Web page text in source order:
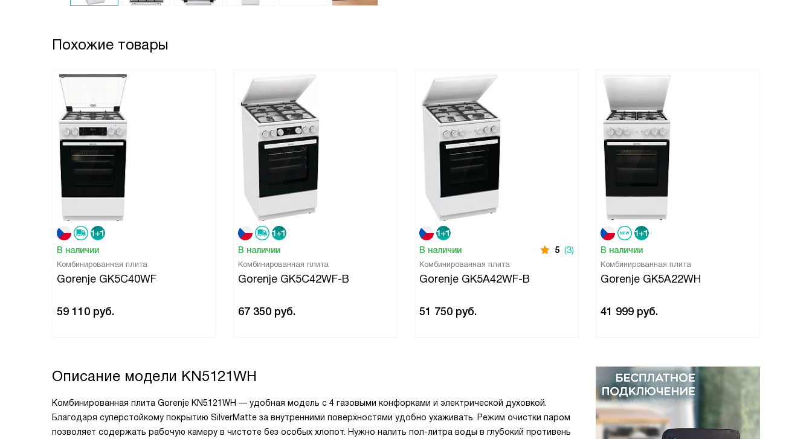
Похожие товары
В наличии
Комбинированная плита
Gorenje GK5C40WF
59 110 руб.
В наличии
Комбинированная плита
Gorenje GK5C42WF-B
67 350 руб.
В наличии 5 (3)
Комбинированная плита
Gorenje GK5A42WF-B
51 750 руб.
В наличии
Комбинированная плита
Gorenje GK5A22WH
41 999 руб.
Описание модели KN5121WH
Комбинированная плита Gorenje KN5121WH — удобная модель с 4 газовыми конфорками и электрической духовкой.
Благодаря суперстойкому покрытию SilverMatte за внутренними поверхностями удобно ухаживать. Режим очистки паром
позволяет содержать рабочую камеру в чистоте без особых хлопот. Нужно налить пол-литра воды в глубокий противень